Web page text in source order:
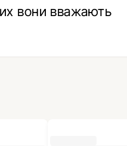
вони вважають